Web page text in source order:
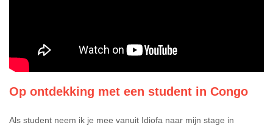
Op ontdekking met een student in Congo
Als student neem ik je mee vanuit Idiofa naar mijn stage in